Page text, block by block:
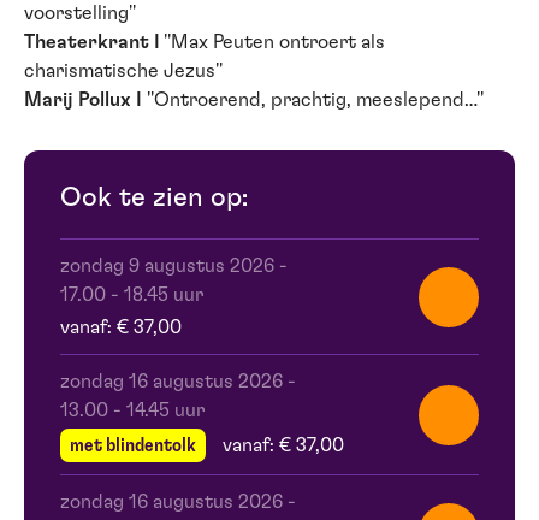
voorstelling''
Theaterkrant I
''Max Peuten ontroert als
charismatische Jezus''
Marij Pollux I ''Ontroerend, prachtig, meeslepend…''
Ook te zien op:
zondag 9 augustus 2026 -
17.00 - 18.45 uur
vanaf: € 37,00
zondag 16 augustus 2026 -
13.00 - 14.45 uur
met blindentolk
vanaf: € 37,00
zondag 16 augustus 2026 -